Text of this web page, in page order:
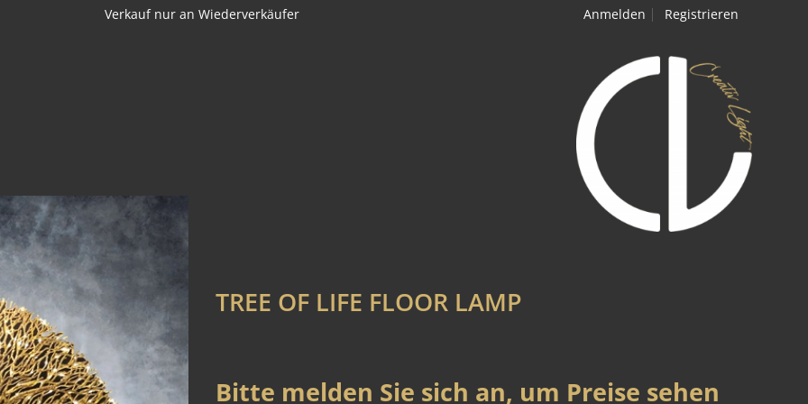
Verkauf nur an Wiederverkäufer Anmelden Registrieren
TREE OF LIFE FLOOR LAMP
Bitte melden Sie sich an, um Preise sehen